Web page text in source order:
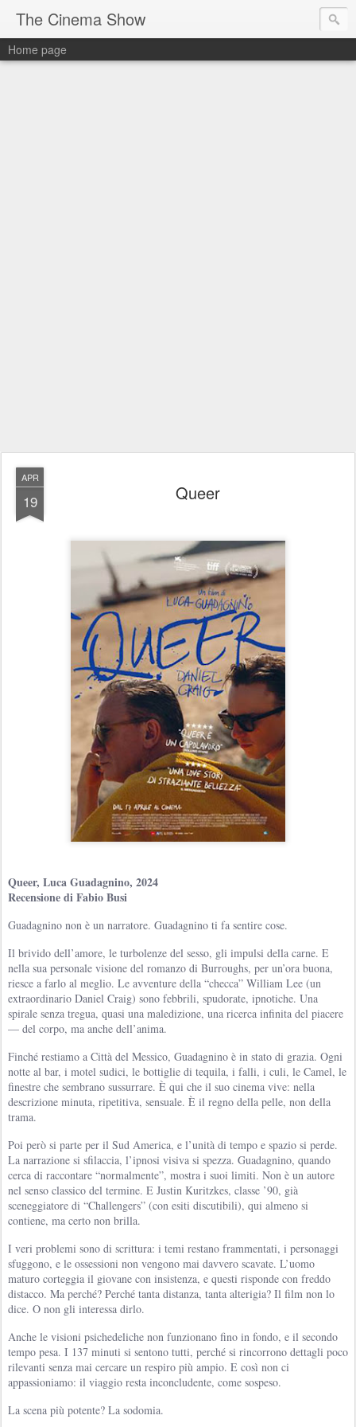
The Cinema Show
Home page
APR
19 Queer
Queer, Luca Guadagnino, 2024
Recensione di Fabio Busi
Guadagnino non è un narratore. Guadagnino ti fa sentire cose.
Il brivido dell’amore, le turbolenze del sesso, gli impulsi della carne. E
nella sua personale visione del romanzo di Burroughs, per un’ora buona,
riesce a farlo al meglio. Le avventure della “checca” William Lee (un
extraordinario Daniel Craig) sono febbrili, spudorate, ipnotiche. Una
spirale senza tregua, quasi una maledizione, una ricerca infinita del piacere
— del corpo, ma anche dell’anima.
Finché restiamo a Città del Messico, Guadagnino è in stato di grazia. Ogni
notte al bar, i motel sudici, le bottiglie di tequila, i falli, i culi, le Camel, le
finestre che sembrano sussurrare. È qui che il suo cinema vive: nella
descrizione minuta, ripetitiva, sensuale. È il regno della pelle, non della
trama.
Poi però si parte per il Sud America, e l’unità di tempo e spazio si perde.
La narrazione si sfilaccia, l’ipnosi visiva si spezza. Guadagnino, quando
cerca di raccontare “normalmente”, mostra i suoi limiti. Non è un autore
nel senso classico del termine. E Justin Kuritzkes, classe ’90, già
sceneggiatore di “Challengers” (con esiti discutibili), qui almeno si
contiene, ma certo non brilla.
I veri problemi sono di scrittura: i temi restano frammentati, i personaggi
sfuggono, e le ossessioni non vengono mai davvero scavate. L’uomo
maturo corteggia il giovane con insistenza, e questi risponde con freddo
distacco. Ma perché? Perché tanta distanza, tanta alterigia? Il film non lo
dice. O non gli interessa dirlo.
Anche le visioni psichedeliche non funzionano fino in fondo, e il secondo
tempo pesa. I 137 minuti si sentono tutti, perché si rincorrono dettagli poco
rilevanti senza mai cercare un respiro più ampio. E così non ci
appassioniamo: il viaggio resta inconcludente, come sospeso.
La scena più potente? La sodomia.